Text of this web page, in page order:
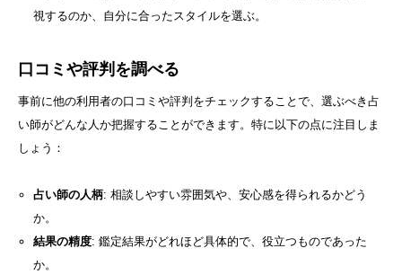
視するのか、自分に合ったスタイルを選ぶ。
口コミや評判を調べる
事前に他の利用者の口コミや評判をチェックすることで、選ぶべき占
い師がどんな人か把握することができます。特に以下の点に注目しま
しょう：
占い師の人柄: 相談しやすい雰囲気や、安心感を得られるかどう
か。
結果の精度: 鑑定結果がどれほど具体的で、役立つものであった
か。